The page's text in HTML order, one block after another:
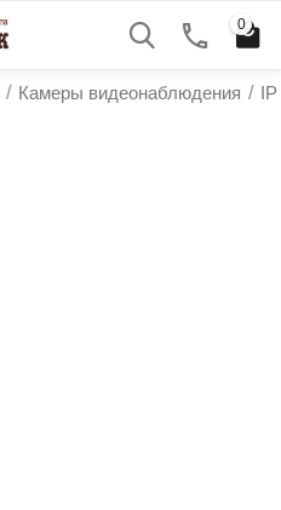
0
/ Камеры видеонаблюдения /